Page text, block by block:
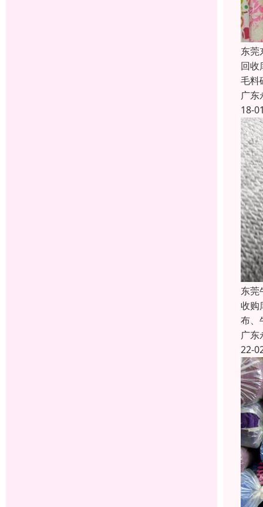
东莞
回
毛料
广东
18-
东莞
收购
布、
广东
22-